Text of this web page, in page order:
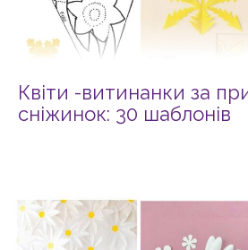
Квіти -витинанки за
сніжинок: 30 шаблонів